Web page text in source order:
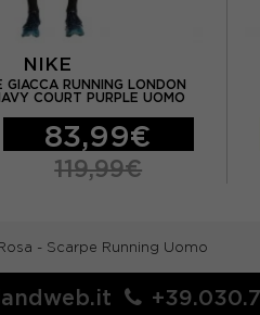
NIKE
GIACCA RUNNING LONDON
COURT PURPLE UOMO
83,99€
119,99€
- Scarpe Running Uomo